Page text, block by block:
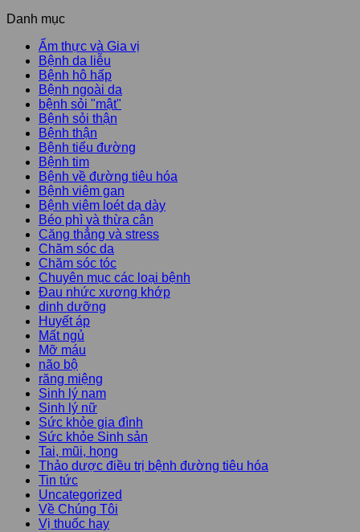
Danh mục
Ẩm thực và Gia vị
Bệnh da liễu
Bệnh hô hấp
Bệnh ngoài da
bệnh sỏi "mật"
Bệnh sỏi thận
Bệnh thận
Bệnh tiểu đường
Bệnh tim
Bệnh về đường tiêu hóa
Bệnh viêm gan
Bệnh viêm loét dạ dày
Béo phì và thừa cân
Căng thẳng và stress
Chăm sóc da
Chăm sóc tóc
Chuyên mục các loại bệnh
Đau nhức xương khớp
dinh dưỡng
Huyết áp
Mất ngủ
Mỡ máu
não bộ
răng miệng
Sinh lý nam
Sinh lý nữ
Sức khỏe gia đình
Sức khỏe Sinh sản
Tai, mũi, họng
Thảo dược điều trị bệnh đường tiêu hóa
Tin tức
Uncategorized
Về Chúng Tôi
Vị thuốc hay